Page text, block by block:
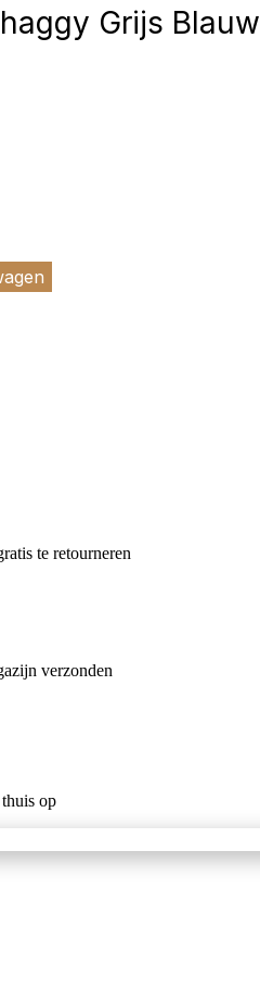
Grijs Blauw
te retourneren
verzonden
op